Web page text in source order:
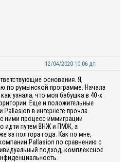
12/04/2020 10:06 дп
основания. Я,
по румынской программе. Начала
узнала, что моя бабушка в 40-х
Еще и положительные
в интернете прочла.
ними процесс иммиграции
идти путем ВНЖ и ПМЖ, а
за полтора года. Как по мне,
Pallasion по сравнению с
подход, комплексное